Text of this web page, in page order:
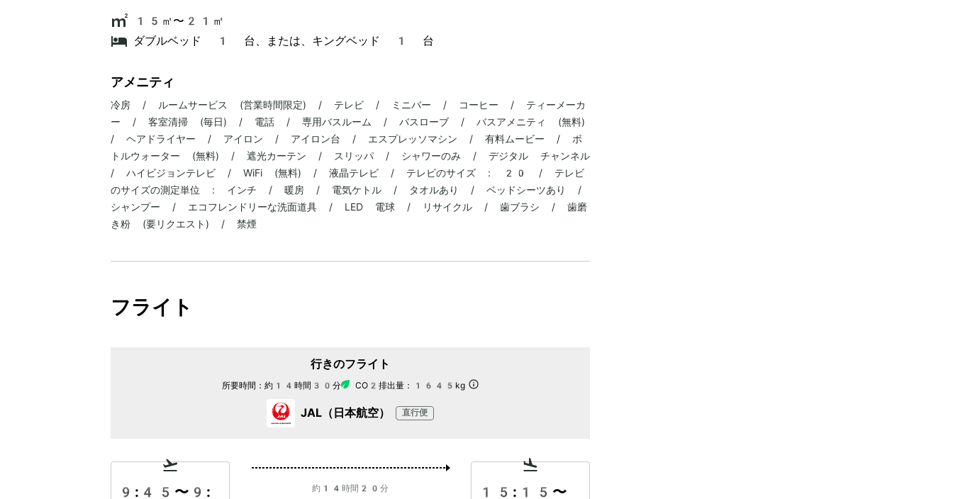
15㎡〜21㎡
ダブルベッド 1 台、または、キングベッド 1 台
アメニティ
冷房 / ルームサービス (営業時間限定) / テレビ / ミニバー / コーヒー / ティーメーカ
ー / 客室清掃 (毎日) / 電話 / 専用バスルーム / バスローブ / バスアメニティ (無料)
/ ヘアドライヤー / アイロン / アイロン台 / エスプレッソマシン / 有料ムービー / ボ
トルウォーター (無料) / 遮光カーテン / スリッパ / シャワーのみ / デジタル チャンネル
/ ハイビジョンテレビ / WiFi (無料) / 液晶テレビ / テレビのサイズ : 20 / テレビ
のサイズの測定単位 : インチ / 暖房 / 電気ケトル / タオルあり / ベッドシーツあり /
シャンプー / エコフレンドリーな洗面道具 / LED 電球 / リサイクル / 歯ブラシ / 歯磨
き粉 (要リクエスト) / 禁煙
フライト
行きのフライト
所要時間： 約14時間30分 CO2排出量： 1645kg
JAL（日本航空） 直行便
9:45 〜 9: 約14時間20分 15:15 〜